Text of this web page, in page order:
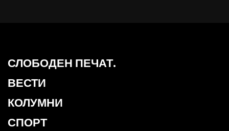
СЛОБОДЕН ПЕЧАТ.
ВЕСТИ
КОЛУМНИ
СПОРТ